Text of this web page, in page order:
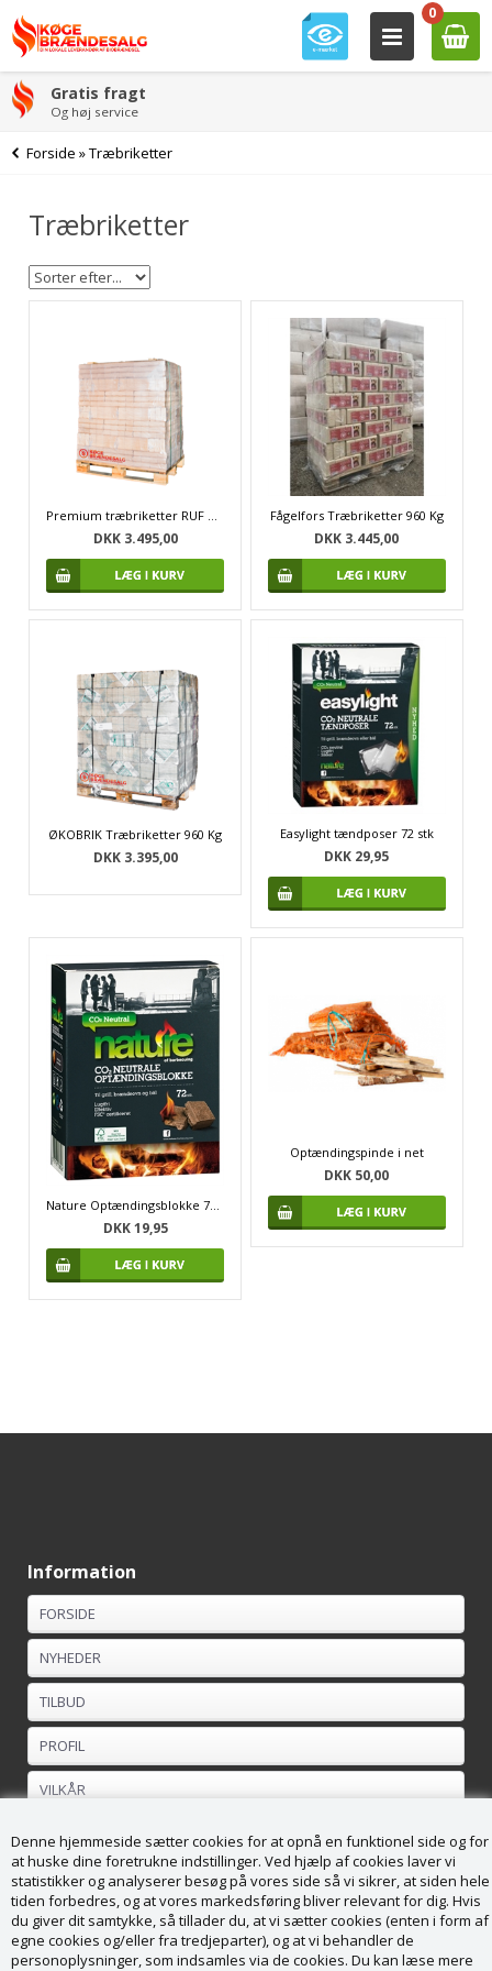
Denne hjemmeside sætter cookies for at opnå en funktionel side og for
at huske dine foretrukne indstillinger. Ved hjælp af cookies laver vi
statistikker og analyserer besøg på vores side så vi sikrer, at siden hele
tiden forbedres, og at vores markedsføring bliver relevant for dig. Hvis
du giver dit samtykke, så tillader du, at vi sætter cookies (enten i form af
egne cookies og/eller fra tredjeparter), og at vi behandler de
personoplysninger, som indsamles via de cookies. Du kan læse mere
0
Gratis fragt
Og høj service
Forside »Træbriketter
Træbriketter
Premium træbriketter RUF 960 Kg
DKK 3.495,00
Fågelfors Træbriketter 960 Kg
DKK 3.445,00
ØKOBRIK Træbriketter 960 Kg
DKK 3.395,00
Easylight tændposer 72 stk
DKK 29,95
Nature Optændingsblokke 72 stk
DKK 19,95
Optændingspinde i net
DKK 50,00
Information
FORSIDE
NYHEDER
TILBUD
PROFIL
VILKÅR
FORTRYDELSESRET
Kundeservice
Køge Brændesalg ApS
Vordingborgvej 169
4682 Tureby